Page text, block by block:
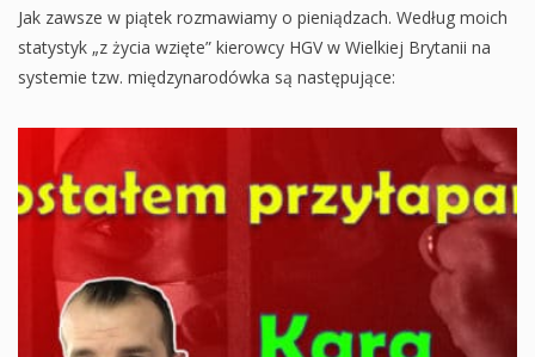
Jak zawsze w piątek rozmawiamy o pieniądzach. Według moich
statystyk „z życia wzięte” kierowcy HGV w Wielkiej Brytanii na
systemie tzw. międzynarodówka są następujące: